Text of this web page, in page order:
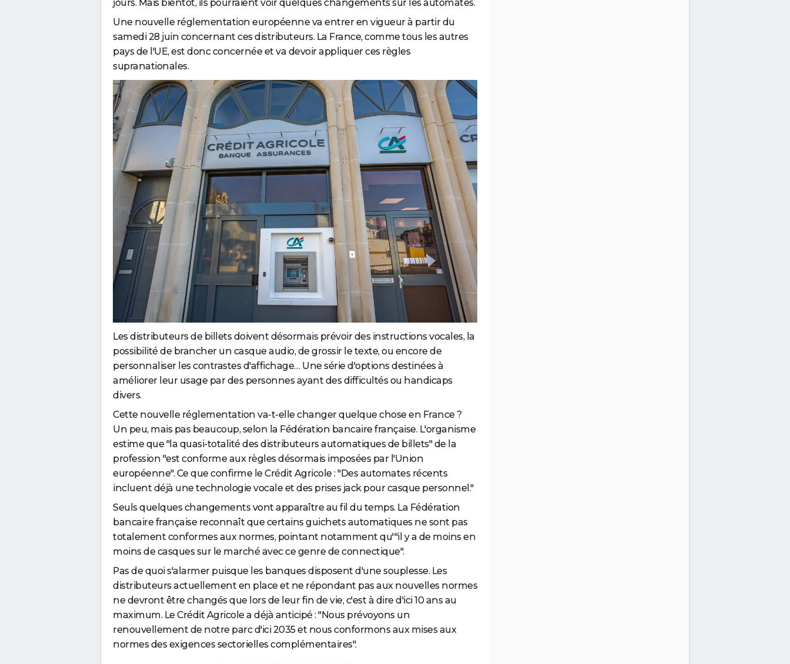
a
v
a
p
r
o
f
i
t
e
r
a
x
i
e
n
"
jours. Mais bientôt, ils pourraient voir quelques changements sur les automates.
Une nouvelle réglementation européenne va entrer en vigueur à partir du
samedi 28 juin concernant ces distributeurs. La France, comme tous les autres
pays de l'UE, est donc concernée et va devoir appliquer ces règles
supranationales.
Les distributeurs de billets doivent désormais prévoir des instructions vocales, la
possibilité de brancher un casque audio, de grossir le texte, ou encore de
personnaliser les contrastes d'affichage… Une série d'options destinées à
améliorer leur usage par des personnes ayant des difficultés ou handicaps
divers.
Cette nouvelle réglementation va-t-elle changer quelque chose en France ?
Un peu, mais pas beaucoup, selon la Fédération bancaire française. L'organisme
estime que "la quasi-totalité des distributeurs automatiques de billets" de la
profession "est conforme aux règles désormais imposées par l'Union
européenne". Ce que confirme le Crédit Agricole : "Des automates récents
incluent déjà une technologie vocale et des prises jack pour casque personnel."
Seuls quelques changements vont apparaître au fil du temps. La Fédération
bancaire française reconnaît que certains guichets automatiques ne sont pas
totalement conformes aux normes, pointant notamment qu'"il y a de moins en
moins de casques sur le marché avec ce genre de connectique".
Pas de quoi s'alarmer puisque les banques disposent d'une souplesse. Les
distributeurs actuellement en place et ne répondant pas aux nouvelles normes
ne devront être changés que lors de leur fin de vie, c'est à dire d'ici 10 ans au
maximum. Le Crédit Agricole a déjà anticipé : "Nous prévoyons un
renouvellement de notre parc d'ici 2035 et nous conformons aux mises aux
normes des exigences sectorielles complémentaires".